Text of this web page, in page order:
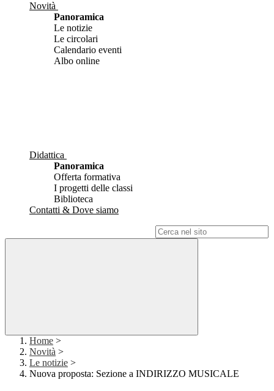
Novità
Panoramica
Le notizie
Le circolari
Calendario eventi
Albo online
Didattica
Panoramica
Offerta formativa
I progetti delle classi
Biblioteca
Contatti & Dove siamo
Home >
Novità >
Le notizie >
Nuova proposta: Sezione a INDIRIZZO MUSICALE